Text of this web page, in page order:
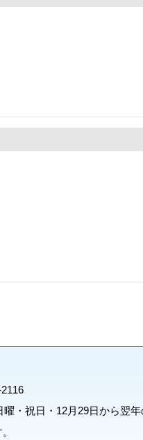
・祝日・12月29日から翌